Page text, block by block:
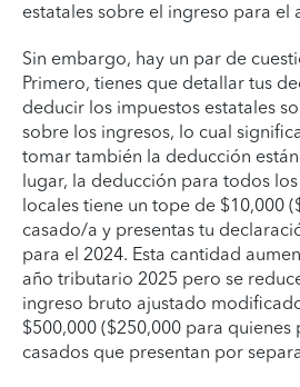
estatales sobre el ingreso para el
Sin embargo, hay un par de
Primero, tienes que detallar tus
deducir los impuestos estatales
sobre los ingresos, lo cual
tomar también la deducción
lugar, la deducción para todos
locales tiene un tope de $10,000
casado/a y presentas tu
para el 2024. Esta cantidad
año tributario 2025 pero se
ingreso bruto ajustado
$500,000 ($250,000 para quienes
casados que presentan por